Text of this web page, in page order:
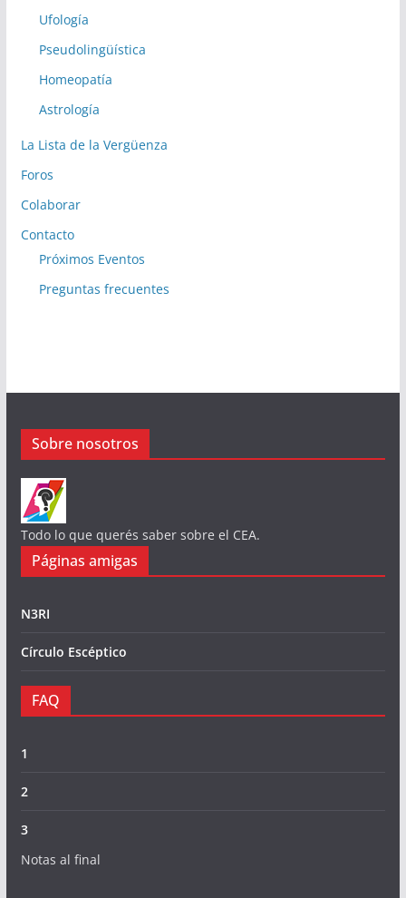
Ufología
Pseudolingüística
Homeopatía
Astrología
La Lista de la Vergüenza
Foros
Colaborar
Contacto
Próximos Eventos
Preguntas frecuentes
Sobre nosotros
Todo lo que querés saber sobre el CEA.
Páginas amigas
N3RI
Círculo Escéptico
FAQ
1
2
3
Notas al final